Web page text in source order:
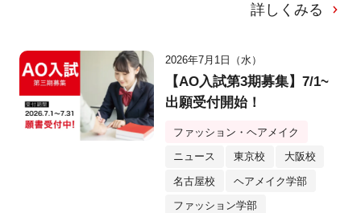
詳しくみる
2026年7月1日（水）
【AO入試第3期募集】7/1~
出願受付開始！
ファッション・ヘアメイク
ニュース 東京校 大阪校
名古屋校 ヘアメイク学部
ファッション学部